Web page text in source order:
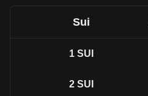
Sui
1 SUI
2 SUI